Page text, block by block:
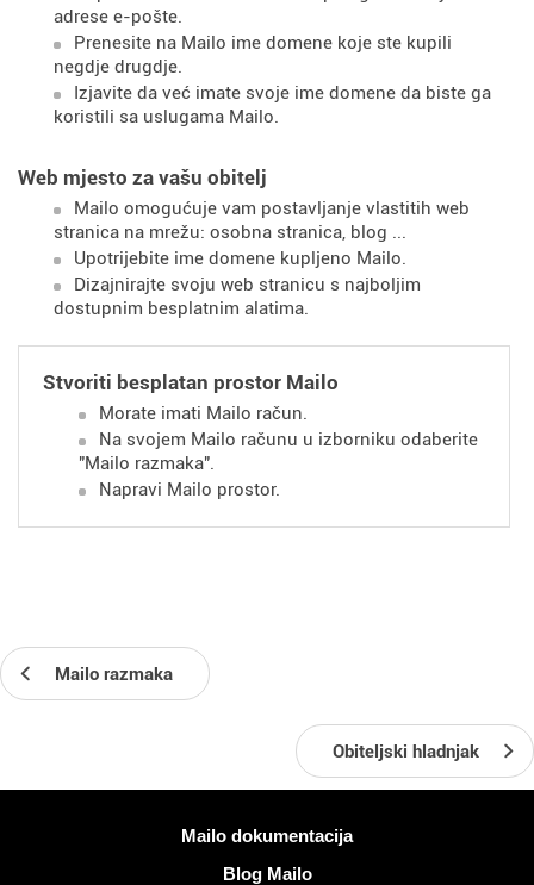
adrese e-pošte.
Prenesite na Mailo ime domene koje ste kupili
negdje drugdje.
Izjavite da već imate svoje ime domene da biste ga
koristili sa uslugama Mailo.
Web mjesto za vašu obitelj
Mailo omogućuje vam postavljanje vlastitih web
stranica na mrežu: osobna stranica, blog ...
Upotrijebite ime domene kupljeno Mailo.
Dizajnirajte svoju web stranicu s najboljim
dostupnim besplatnim alatima.
Stvoriti besplatan prostor Mailo
Morate imati Mailo račun.
Na svojem Mailo računu u izborniku odaberite
"Mailo razmaka".
Napravi Mailo prostor.
Mailo razmaka
Obiteljski hladnjak
Mailo dokumentacija
Blog Mailo